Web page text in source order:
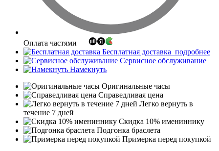
Оплата частями
Бесплатная доставка подробнее
Сервисное обслуживание
Намекнуть
Оригинальные часы
Справедливая цена
Легко вернуть в
течение 7 дней
Скидка 10% имениннику
Подгонка браслета
Примерка перед покупкой